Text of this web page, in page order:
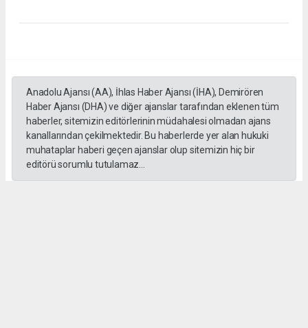
Anadolu Ajansı (AA), İhlas Haber Ajansı (İHA), Demirören
Haber Ajansı (DHA) ve diğer ajanslar tarafından eklenen tüm
haberler, sitemizin editörlerinin müdahalesi olmadan ajans
kanallarından çekilmektedir. Bu haberlerde yer alan hukuki
muhataplar haberi geçen ajanslar olup sitemizin hiç bir
editörü sorumlu tutulamaz...